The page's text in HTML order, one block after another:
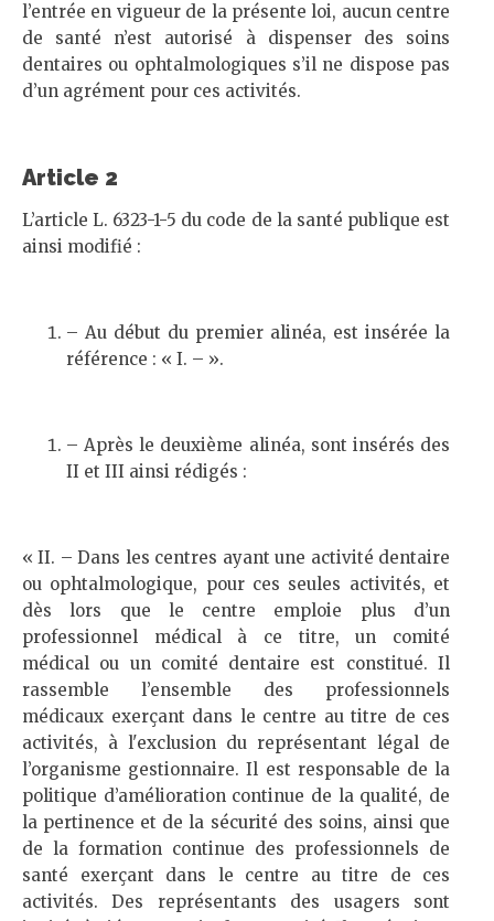
l’entrée en vigueur de la présente loi, aucun centre
de santé n’est autorisé à dispenser des soins
dentaires ou ophtalmologiques s’il ne dispose pas
d’un agrément pour ces activités.
Article 2
L’article L. 6323-1-5 du code de la santé publique est
ainsi modifié :
– Au début du premier alinéa, est insérée la
référence : « I. – ».
– Après le deuxième alinéa, sont insérés des
II et III ainsi rédigés :
« II. – Dans les centres ayant une activité dentaire
ou ophtalmologique, pour ces seules activités, et
dès lors que le centre emploie plus d’un
professionnel médical à ce titre, un comité
médical ou un comité dentaire est constitué. Il
rassemble l’ensemble des professionnels
médicaux exerçant dans le centre au titre de ces
activités, à l'exclusion du représentant légal de
l’organisme gestionnaire. Il est responsable de la
politique d’amélioration continue de la qualité, de
la pertinence et de la sécurité des soins, ainsi que
de la formation continue des professionnels de
santé exerçant dans le centre au titre de ces
activités. Des représentants des usagers sont